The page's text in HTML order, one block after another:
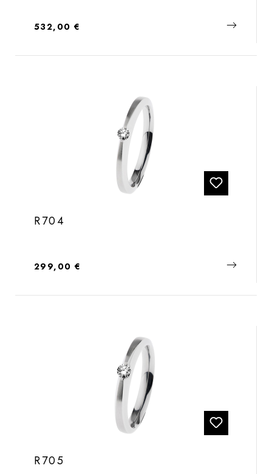
Regulärer Preis:
532,00 €
R704
Regulärer Preis:
299,00 €
R705